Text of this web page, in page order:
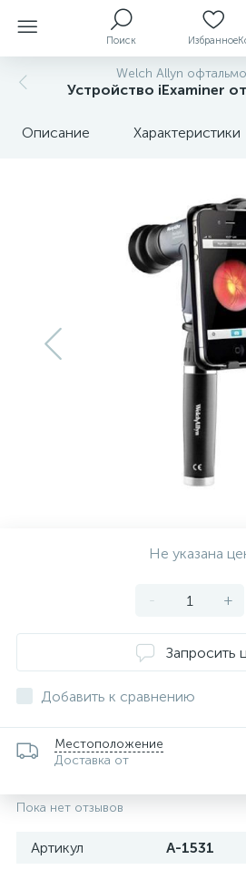
Поиск Избранное
Welch Allyn
Устройство iExaminer
Описание Характеристики
Не указана
- +
Запросить
Добавить к сравнению
Местоположение
Доставка от
Пока нет отзывов
Артикул
A-1531